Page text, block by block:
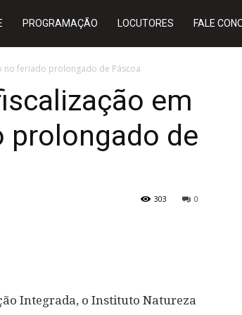
PROGRAMAÇÃO LOCUTORES FALE
no feriado prolongado de Páscoa
em
prolongado de
0
303
Integrada, o Instituto Natureza